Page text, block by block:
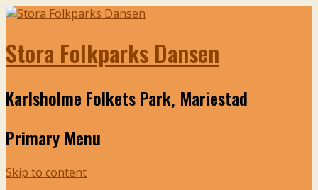
Stora Folkparks Dansen
Karlsholme Folkets Park, Mariestad
Primary Menu
Skip to content